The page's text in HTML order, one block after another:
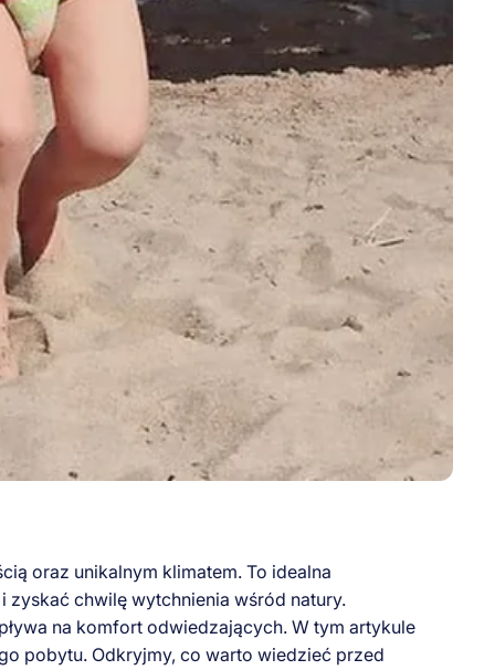
oraz unikalnym klimatem. To idealna
zyskać chwilę wytchnienia wśród natury.
na komfort odwiedzających. W tym artykule
pobytu. Odkryjmy, co warto wiedzieć przed